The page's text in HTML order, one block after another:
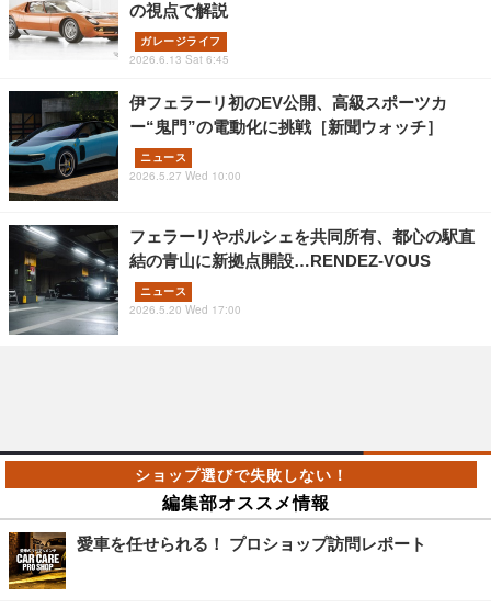
の視点で解説
ガレージライフ
2026.6.13 Sat 6:45
伊フェラーリ初のEV公開、高級スポーツカ
ー“鬼門”の電動化に挑戦［新聞ウォッチ］
ニュース
2026.5.27 Wed 10:00
フェラーリやポルシェを共同所有、都心の駅直
結の青山に新拠点開設…RENDEZ-VOUS
ニュース
2026.5.20 Wed 17:00
編集部オススメ情報
愛車を任せられる！ プロショップ訪問レポート